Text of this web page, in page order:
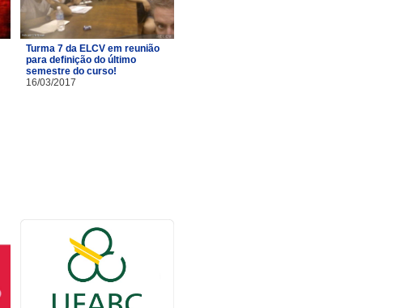
Turma 7 da ELCV em reunião
para definição do último
semestre do curso!
16/03/2017